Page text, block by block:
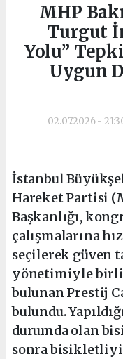
MHP
Turgut
Yolu”
Uygun
02.07.2026 -
İstanbul
Hareket Partisi
Başkanlığı,
çalışmalarına
seçilerek güven
yönetimiyle
bulunan Prestij
bulundu.
durumda olan
sonra bisikletliyi